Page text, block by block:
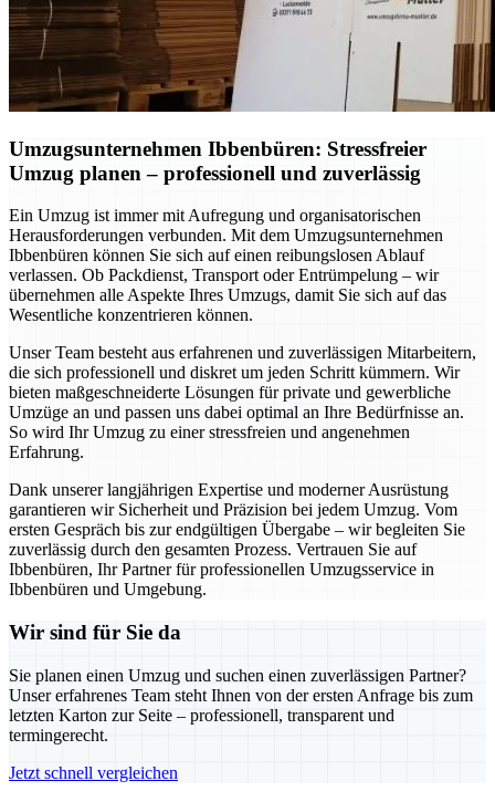
Umzugsunternehmen Ibbenbüren: Stressfreier
Umzug planen – professionell und zuverlässig
Ein Umzug ist immer mit Aufregung und organisatorischen
Herausforderungen verbunden. Mit dem Umzugsunternehmen
Ibbenbüren können Sie sich auf einen reibungslosen Ablauf
verlassen. Ob Packdienst, Transport oder Entrümpelung – wir
übernehmen alle Aspekte Ihres Umzugs, damit Sie sich auf das
Wesentliche konzentrieren können.
Unser Team besteht aus erfahrenen und zuverlässigen Mitarbeitern,
die sich professionell und diskret um jeden Schritt kümmern. Wir
bieten maßgeschneiderte Lösungen für private und gewerbliche
Umzüge an und passen uns dabei optimal an Ihre Bedürfnisse an.
So wird Ihr Umzug zu einer stressfreien und angenehmen
Erfahrung.
Dank unserer langjährigen Expertise und moderner Ausrüstung
garantieren wir Sicherheit und Präzision bei jedem Umzug. Vom
ersten Gespräch bis zur endgültigen Übergabe – wir begleiten Sie
zuverlässig durch den gesamten Prozess. Vertrauen Sie auf
Ibbenbüren, Ihr Partner für professionellen Umzugsservice in
Ibbenbüren und Umgebung.
Wir sind für Sie da
Sie planen einen Umzug und suchen einen zuverlässigen Partner?
Unser erfahrenes Team steht Ihnen von der ersten Anfrage bis zum
letzten Karton zur Seite – professionell, transparent und
termingerecht.
Jetzt schnell vergleichen